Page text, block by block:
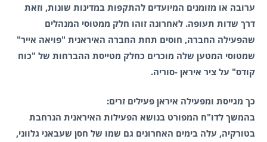
ערובה או מזומנים המיועדים להתקפות במדינות שונות, וזאת
דרך שדות תעופה. לאחרונה זוהו חלק ממטוסי המנהלים
שהפעילה החברה, חוסים תחת החברה האיראנית "פויאה אייר"
שמטוסי המטען שלה מוכרים כחלק מטייסת ההברחות של "כוח
קודס" על ציר איראן -סוריה.
כך מגייסת ומפעילה איראן פעילים זרים:
בהמשך לדו"ח המפורט בנושא הפעילות האיראנית הנרחבת
בטורקיה, עלה בימים האחרונים גם שמו של חסן שעבאני גלווני,